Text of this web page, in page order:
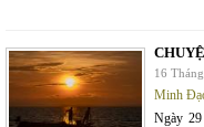
16
Minh
Ngày